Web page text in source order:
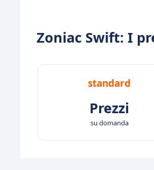
Zoniac Swift: I
standard
Prezzi
su domanda